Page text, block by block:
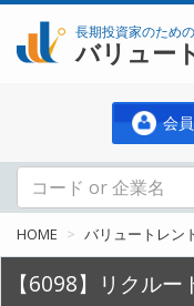
長期投資家のため
バリュー
会
HOME バリュートレン
【6098】リクル